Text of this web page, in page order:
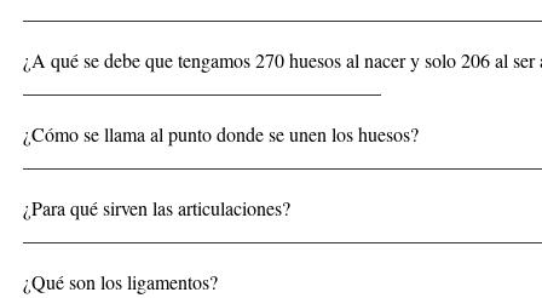
¿A qué se debe que tengamos 270 huesos al nacer y solo 206 al ser
¿Cómo se llama al punto donde se unen los huesos?
¿Para qué sirven las articulaciones?
¿Qué son los ligamentos?